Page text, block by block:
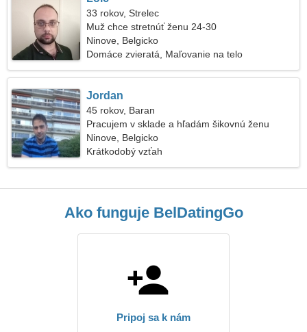
33 rokov, Strelec
Muž chce stretnúť ženu 24-30
Ninove, Belgicko
Domáce zvieratá, Maľovanie na telo
Jordan
45 rokov, Baran
Pracujem v sklade a hľadám šikovnú ženu
Ninove, Belgicko
Krátkodobý vzťah
Ako funguje BelDatingGo
Pripoj sa k nám